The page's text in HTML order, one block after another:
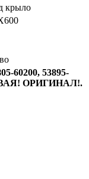
крыло
60200, 53895-
ОРИГИНАЛ!.